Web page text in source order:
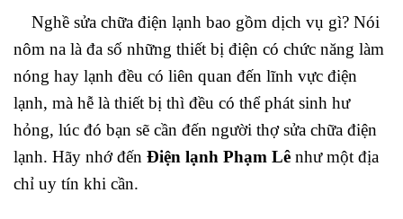
Nghề sửa chữa điện lạnh bao gồm dịch vụ gì? Nói
nôm na là đa số những thiết bị điện có chức năng làm
nóng hay lạnh đều có liên quan đến lĩnh vực điện
lạnh, mà hễ là thiết bị thì đều có thể phát sinh hư
hỏng, lúc đó bạn sẽ cần đến người thợ sửa chữa điện
lạnh. Hãy nhớ đến Điện lạnh Phạm Lê như một địa
chỉ uy tín khi cần.